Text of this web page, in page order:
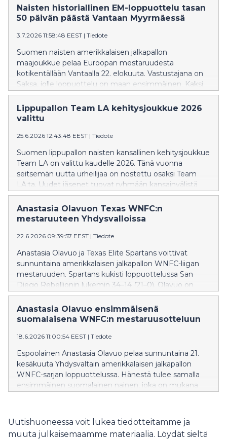
loppuotteluun.
Naisten historiallinen EM-loppuottelu tasan
50 päivän päästä Vantaan Myyrmäessä
3.7.2026 11:58:48 EEST | Tiedote
Suomen naisten amerikkalaisen jalkapallon
maajoukkue pelaa Euroopan mestaruudesta
kotikentällään Vantaalla 22. elokuuta. Vastustajana on
Saksa, jolle loppuottelu on maan ensimmäinen. Kaksi
Euroopan mestaruutta aiemmin voittanut Suomi
pääsee jahtaamaan titteliä historiallisesti ensimmäistä
kertaa kotikentällään.
Lippupallon Team LA kehitysjoukkue 2026
valittu
25.6.2026 12:43:48 EEST | Tiedote
Suomen lippupallon naisten kansallinen kehitysjoukkue
Team LA on valittu kaudelle 2026. Tänä vuonna
seitsemän uutta urheilijaa on nostettu osaksi Team
LA:ta. Uudet jäsenet tuovat ryhmään kansainvälistä
kokemusta, kansainvälisen tason yleisurheilutaustaa
sekä EM-mitalien makuun päässeitä nuoria
lippupalloilijoita. Joukkue koostuu 21 olympiapaikkaa
Anastasia Olavuon Texas WNFC:n
mestaruuteen Yhdysvalloissa
22.6.2026 09:39:57 EEST | Tiedote
Anastasia Olavuo ja Texas Elite Spartans voittivat
sunnuntaina amerikkalaisen jalkapallon WNFC-liigan
mestaruuden. Spartans kukisti loppuottelussa San
Diego Rebellionin lukemin 34–14 (21–0). Olavuo on
ensimmäinen suomalainen, joka on ollut mukana
voittamassa kovatasoisen amerikkalaisen naisten
WNFC-sarjan mestaruuden.
Anastasia Olavuo ensimmäisenä
suomalaisena WNFC:n mestaruusotteluun
18.6.2026 11:00:54 EEST | Tiedote
Espoolainen Anastasia Olavuo pelaa sunnuntaina 21.
kesäkuuta Yhdysvaltain amerikkalaisen jalkapallon
WNFC-sarjan loppuottelussa. Hänestä tulee samalla
ensimmäinen suomalainen nainen, joka on mukana
Uutishuoneessa voit lukea tiedotteitamme ja
muuta julkaisemaamme materiaalia. Löydät sieltä